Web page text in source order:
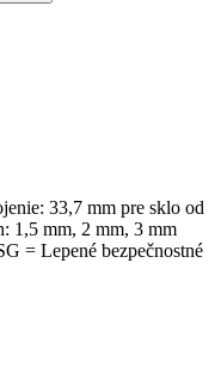
33,7 mm pre sklo od
1,5 mm, 2 mm, 3 mm
= Lepené bezpečnostné